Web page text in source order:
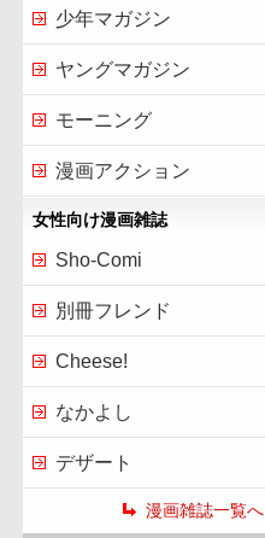
少年マガジン
ヤングマガジン
モーニング
漫画アクション
女性向け漫画雑誌
Sho-Comi
別冊フレンド
Cheese!
なかよし
デザート
漫画雑誌一覧へ